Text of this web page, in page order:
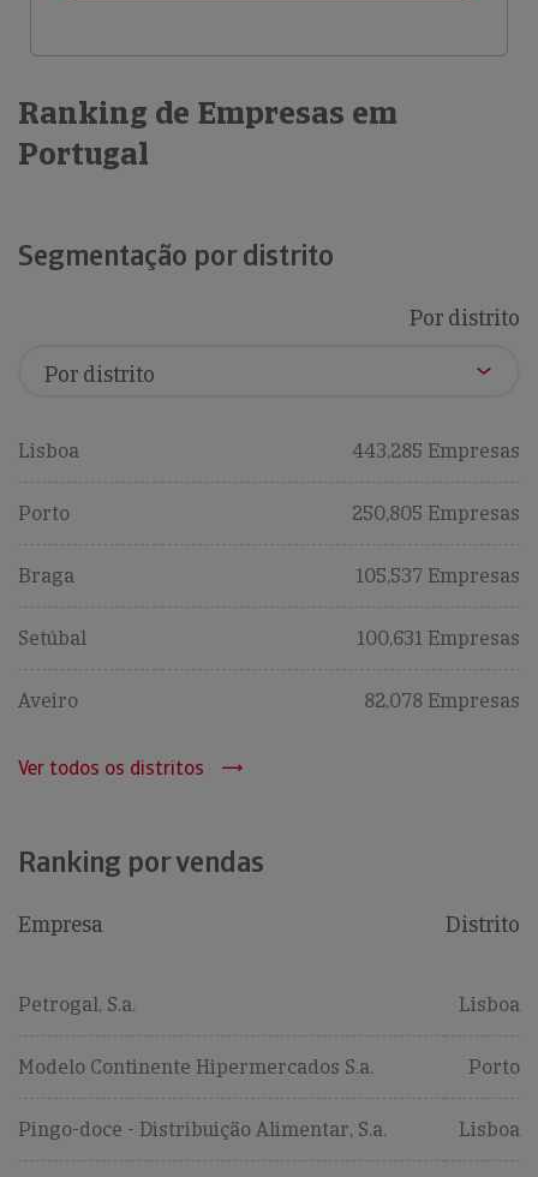
Ranking de Empresas em
Portugal
Segmentação por distrito
Por distrito
Lisboa 443,285 Empresas
Porto 250,805 Empresas
Braga 105,537 Empresas
Setúbal 100,631 Empresas
Aveiro 82,078 Empresas
Ver todos os distritos
Ranking por vendas
Empresa Distrito
Petrogal, S.a. Lisboa
Modelo Continente Hipermercados S.a. Porto
Pingo-doce - Distribuição Alimentar, S.a. Lisboa